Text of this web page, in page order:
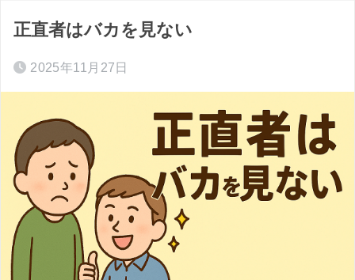
正直者はバカを見ない
2025年11月27日